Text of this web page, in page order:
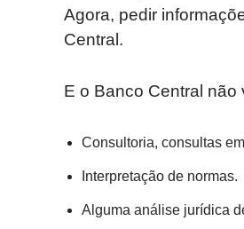
Agora, pedir
Central.
E o Banco Central
Consultoria, consultas
Interpretação de normas.
Alguma análise jurídica